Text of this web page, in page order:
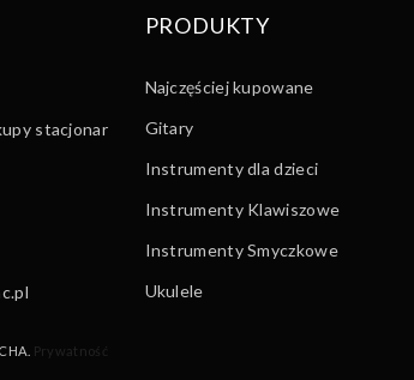
stacjonar
Prywatność
PRODUKTY
Najczęściej kupowane
Gitary
Instrumenty dla dzieci
Instrumenty Klawiszowe
Instrumenty Smyczkowe
Ukulele